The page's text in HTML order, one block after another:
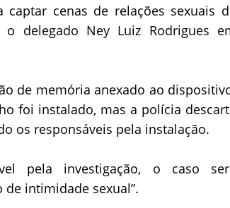
captar cenas de relações sexuais
delegado Ney Luiz Rodrigues
de memória anexado ao
foi instalado, mas a polícia
os responsáveis pela instalação.
pela investigação, o caso
intimidade sexual”.